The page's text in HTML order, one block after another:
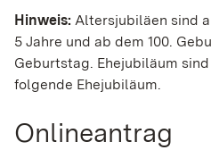
Hinweis: Altersjubiläen sind
5 Jahre und ab dem 100.
Geburtstag. Ehejubiläum
folgende Ehejubiläum.
Onlineantrag